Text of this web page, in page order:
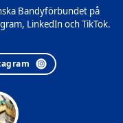
Bandyförbundet på
LinkedIn och TikTok.